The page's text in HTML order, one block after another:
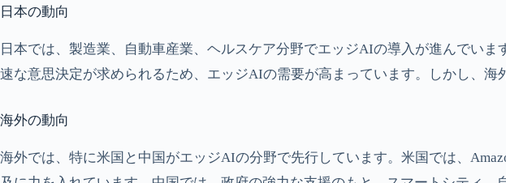
日本の動向
日本では、製造業、自動車産業、ヘルスケア分野でエッジAIの導入が進んでい
速な意思決定が求められるため、エッジAIの需要が高まっています。しかし、
海外の動向
海外では、特に米国と中国がエッジAIの分野で先行しています。米国では、